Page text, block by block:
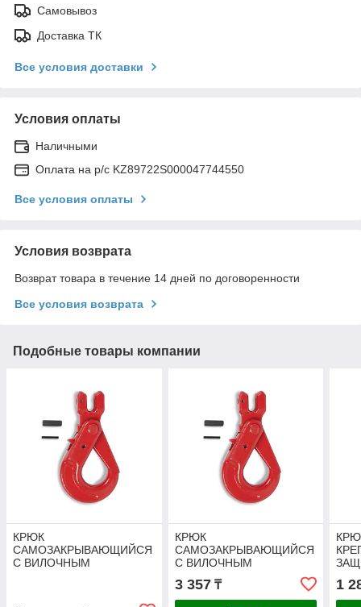
Самовывоз
Доставка ТК
Все условия доставки
Условия оплаты
Наличными
Оплата на р/с KZ89722S000047744550
Все условия оплаты
Условия возврата
Возврат товара в течение 14 дней по договоренности
Все условия возврата
Подобные товары компании
КРЮК
САМОЗАКРЫВАЮЩИЙСЯ
С ВИЛОЧНЫМ
КРЮК
САМОЗАКРЫВАЮЩИЙСЯ
С ВИЛОЧНЫМ
КРЕПЛЕНИЕМ TOR 2,0 Т
3 357₸ 1